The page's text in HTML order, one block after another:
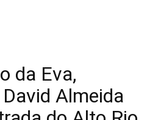
da Eva,
Almeida